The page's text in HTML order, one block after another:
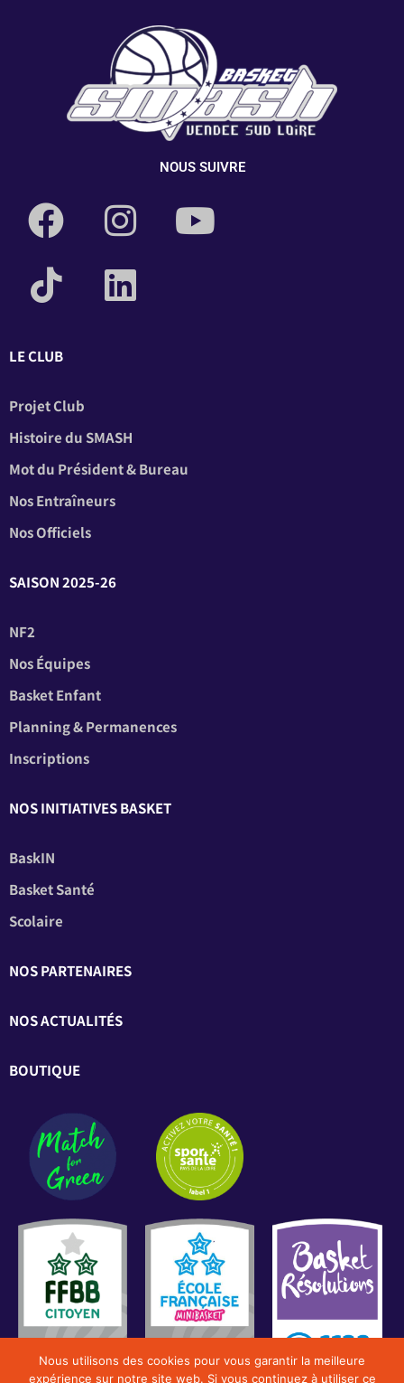
NOUS SUIVRE
LE CLUB
Projet Club
Histoire du SMASH
Mot du Président & Bureau
Nos Entraîneurs
Nos Officiels
SAISON 2025-26
NF2
Nos Équipes
Basket Enfant
Planning & Permanences
Inscriptions
NOS INITIATIVES BASKET
BaskIN
Basket Santé
Scolaire
NOS PARTENAIRES
NOS ACTUALITÉS
BOUTIQUE
Nous utilisons des cookies pour vous garantir la meilleure
expérience sur notre site web. Si vous continuez à utiliser ce